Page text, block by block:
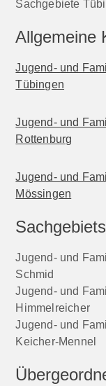
Sachgebiete
Allgemeine
Jugend- und
Tübingen
Jugend- und
Rottenburg
Jugend- und
Mössingen
Jugend- und
Schmid
Jugend- und
Himmelreicher
Jugend- und
Keicher-Mennel